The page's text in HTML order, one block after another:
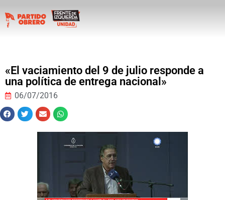
«El vaciamiento del 9 de julio responde a
una política de entrega nacional»
06/07/2016